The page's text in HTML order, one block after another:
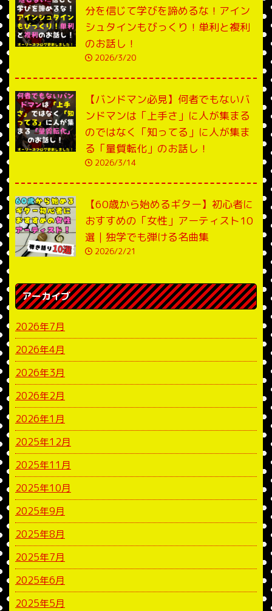
分を信じて学びを諦めるな！アイン
シュタインもびっくり！単利と複利
のお話し！
2026/3/20
【バンドマン必見】何者でもないバ
ンドマンは「上手さ」に人が集まる
のではなく「知ってる」に人が集ま
る「量質転化」のお話し！
2026/3/14
【60歳から始めるギター】初心者に
おすすめの「女性」アーティスト10
選｜独学でも弾ける名曲集
2026/2/21
アーカイブ
2026年7月
2026年4月
2026年3月
2026年2月
2026年1月
2025年12月
2025年11月
2025年10月
2025年9月
2025年8月
2025年7月
2025年6月
2025年5月